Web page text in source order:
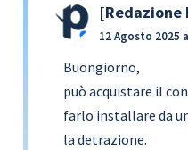
Redazione
12 Agosto 2025
Buongiorno,
può acquistare il
farlo installare da
la detrazione.